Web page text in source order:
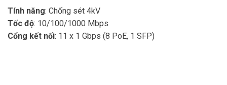
Tính năng: Chống sét 4kV
Tốc độ: 10/100/1000 Mbps
Cổng kết nối: 11 x 1 Gbps (8 PoE, 1 SFP)